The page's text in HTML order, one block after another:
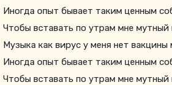
Иногда опыт бывает таким ценным
Чтобы вставать по утрам мне
Музыка как вирус у меня нет
Иногда опыт бывает таким ценным
Чтобы вставать по утрам мне